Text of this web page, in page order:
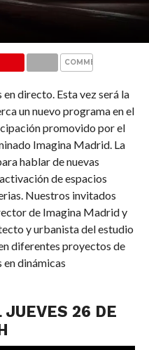
COMMENTS
directo. Esta vez será la
un nuevo programa en el
promovido por el
Imagina Madrid. La
hablar de nuevas
de espacios
Nuestros invitados
de Imagina Madrid y
y urbanista del estudio
diferentes proyectos de
dinámicas
JUEVES 26 DE